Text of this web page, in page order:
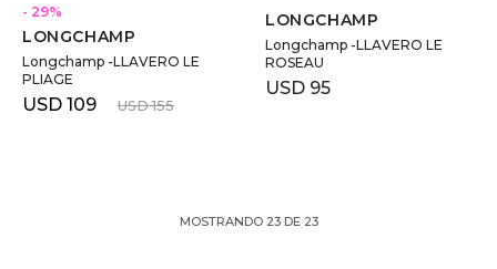
29
LONGCHAMP
Longchamp -LLAVERO LE
PLIAGE
USD 109 USD 155
LONGCHAMP
Longchamp -LLAVERO LE
ROSEAU
USD 95
MOSTRANDO 23DE 23